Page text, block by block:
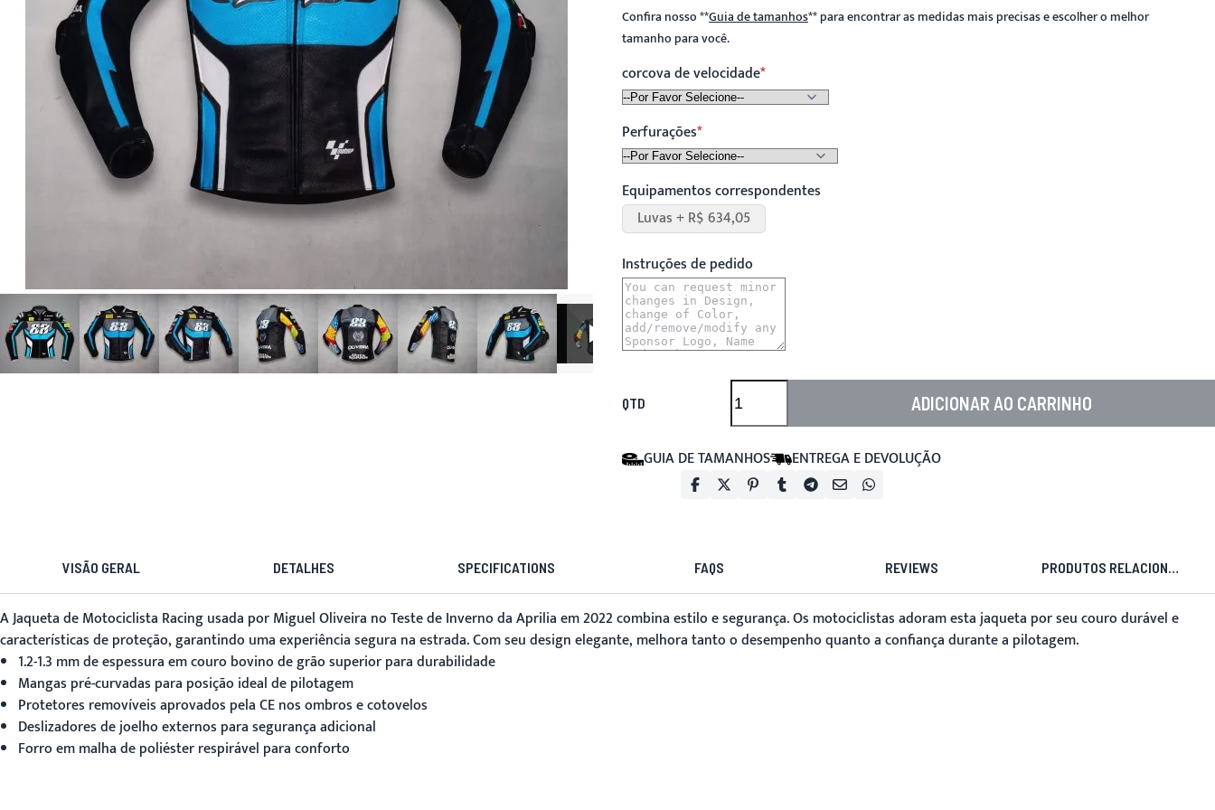
Confira nosso**Guia de tamanhos**para encontrar as medidas mais precisas e escolher o melhor
tamanho para você.
corcova de velocidade
Perfurações
Equipamentos correspondentes
Luvas + R$ 634,05
Instruções de pedido
QTD ADICIONAR AO CARRINHO
GUIA DE TAMANHOS ENTREGA E DEVOLUÇÃO
VISÃO GERAL DETALHES SPECIFICATIONS FAQS REVIEWS PRODUTOS RELACIONADOS
AJaqueta de Motociclista Racingusada por Miguel Oliveira no Teste de Inverno da Aprilia em 2022 combina estilo e segurança. Os motociclistas adoram esta jaqueta por seu couro durável e
características de proteção, garantindo uma experiência segura na estrada. Com seu design elegante, melhora tanto o desempenho quanto a confiança durante a pilotagem.
1.2-1.3 mm de espessura em couro bovino de grão superior para durabilidade
Mangas pré-curvadas para posição ideal de pilotagem
Protetores removíveis aprovados pela CE nos ombros e cotovelos
Deslizadores de joelho externos para segurança adicional
Forro em malha de poliéster respirável para conforto